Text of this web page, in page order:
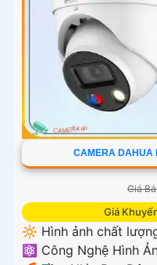
CAMERA DAHUA
Giá
Giá
🔆 Hình ảnh chất
⚛️ Công Nghệ Hình